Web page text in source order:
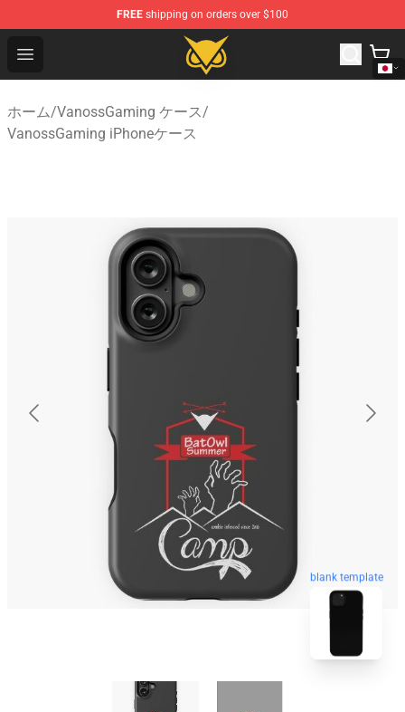
FREE shipping on orders over $100
Open menu
Vanossgaming Store - Official Vanossgaming
ホーム/VanossGaming ケース/
VanossGaming iPhoneケース
blank template